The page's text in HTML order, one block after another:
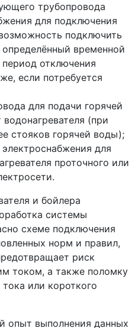
трубопровода
для подключения
подключить
определённый временной
отключения
если потребуется
для подачи горячей
(при
стояков горячей воды);
для
проточного или
и бойлера
системы
схеме подключения
норм и правил,
риск
током, а также поломку
или короткого
опыт выполнения данных